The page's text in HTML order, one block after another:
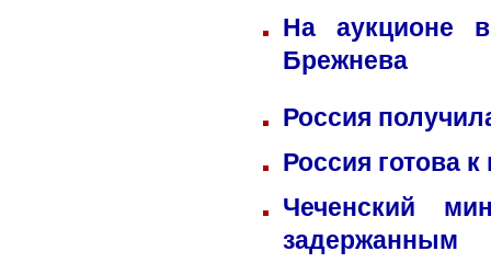
На аукционе
Брежнева
Россия
Россия готова
Чеченский
задержанным